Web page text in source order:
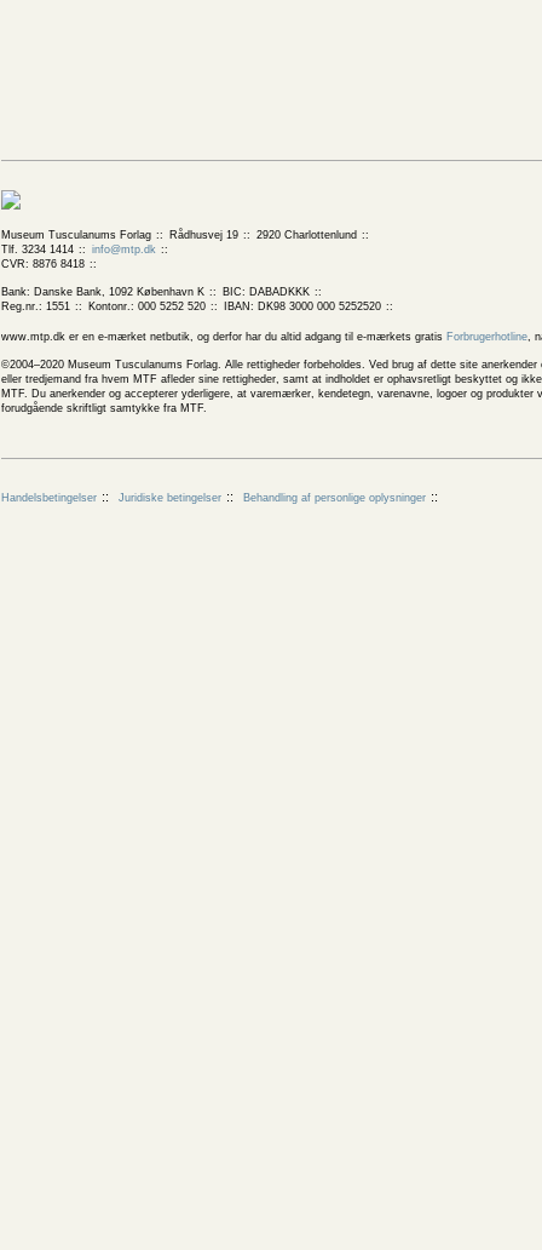
Museum Tusculanums Forlag Rådhusvej 19
2920 Charlottenlund
Tlf. 3234 1414
info@mtp.dk
CVR: 8876 8418
Bank: Danske Bank, 1092 København K
BIC: DABADKKK
Reg.nr.: 1551
Kontonr.: 000 5252 520 IBAN: DK98 3000 000 5252520
www.mtp.dk er en e-mærket netbutik, og derfor har du altid adgang til e-mærkets gratis Forbrugerhotline,
©2004–2020 Museum Tusculanums Forlag. Alle rettigheder forbeholdes. Ved brug af dette site
eller tredjemand fra hvem MTF afleder sine rettigheder, samt at indholdet er ophavsretligt beskyttet og
MTF. Du anerkender og accepterer yderligere, at varemærker, kendetegn, varenavne, logoer og
forudgående skriftligt samtykke fra MTF.
Handelsbetingelser Juridiske betingelser Behandling af personlige oplysninger